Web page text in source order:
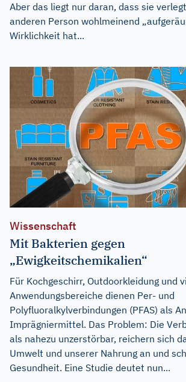
Aber das liegt nur daran, dass sie
anderen Person wohlmeinend
Wirklichkeit hat...
Wissenschaft
Mit Bakterien gegen
„Ewigkeitschemikalien“
Für Kochgeschirr, Outdoorkleidung und
Anwendungsbereiche dienen Per- und
Polyfluoralkylverbindungen (PFAS) als
Imprägniermittel. Das Problem: Die
als nahezu unzerstörbar, reichern sich
Umwelt und unserer Nahrung an und
Gesundheit. Eine Studie deutet nun...